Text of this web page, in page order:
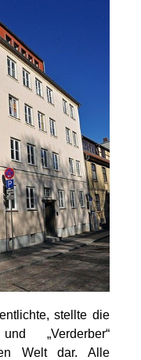
stellte die
„Verderber“
Welt dar. Alle